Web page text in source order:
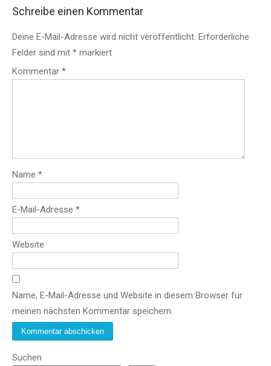
Schreibe einen Kommentar
Deine E-Mail-Adresse wird nicht veröffentlicht. Erforderliche
Felder sind mit * markiert
Kommentar *
Name *
E-Mail-Adresse *
Website
Name, E-Mail-Adresse und Website in diesem Browser für
meinen nächsten Kommentar speichern.
Suchen